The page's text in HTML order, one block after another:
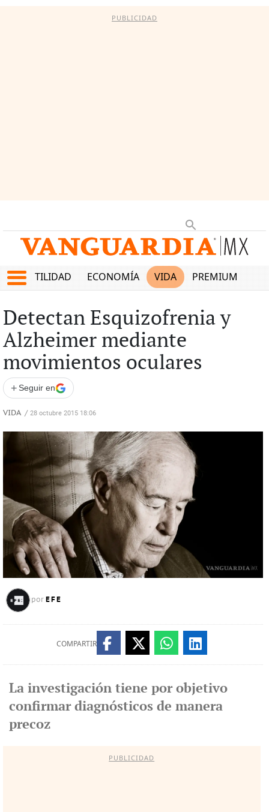
PUBLICIDAD
UTILIDAD ECONOMÍA VIDA PREMIUM
Detectan Esquizofrenia y
Alzheimer mediante
movimientos oculares
+ Seguir en
VIDA / 28 octubre 2015 18:06
por EFE
COMPARTIR
La investigación tiene por objetivo
confirmar diagnósticos de manera
precoz
PUBLICIDAD